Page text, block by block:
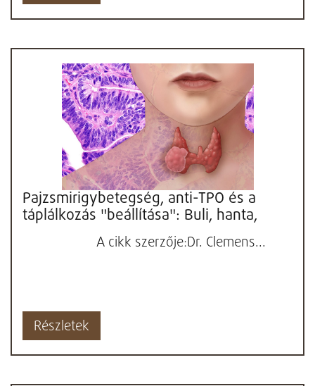
Pajzsmirigybetegség, anti-TPO és a
táplálkozás "beállítása": Buli, hanta,
áltudomány?
A cikk szerzője:Dr. Clemens...
Részletek